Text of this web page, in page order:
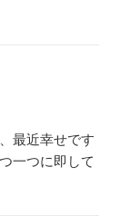
最近幸せです
一つに即して